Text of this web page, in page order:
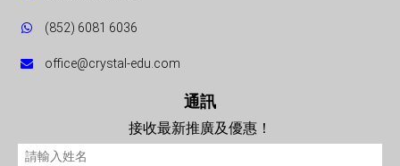
(852) 6081 6036
office@crystal-edu.com
通訊
接收最新推廣及優惠！